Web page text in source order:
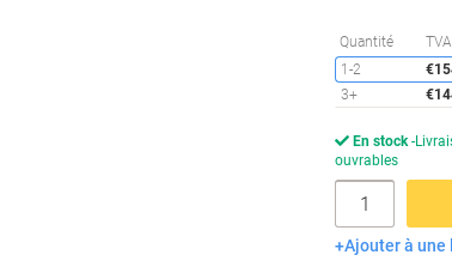
Quantité
1-2
3+
En stock
ouvrables
Quantité
Ajouter à une